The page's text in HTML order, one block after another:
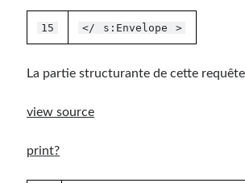
15 </ s:Envelope >
La partie structurante de cette
view source
print?